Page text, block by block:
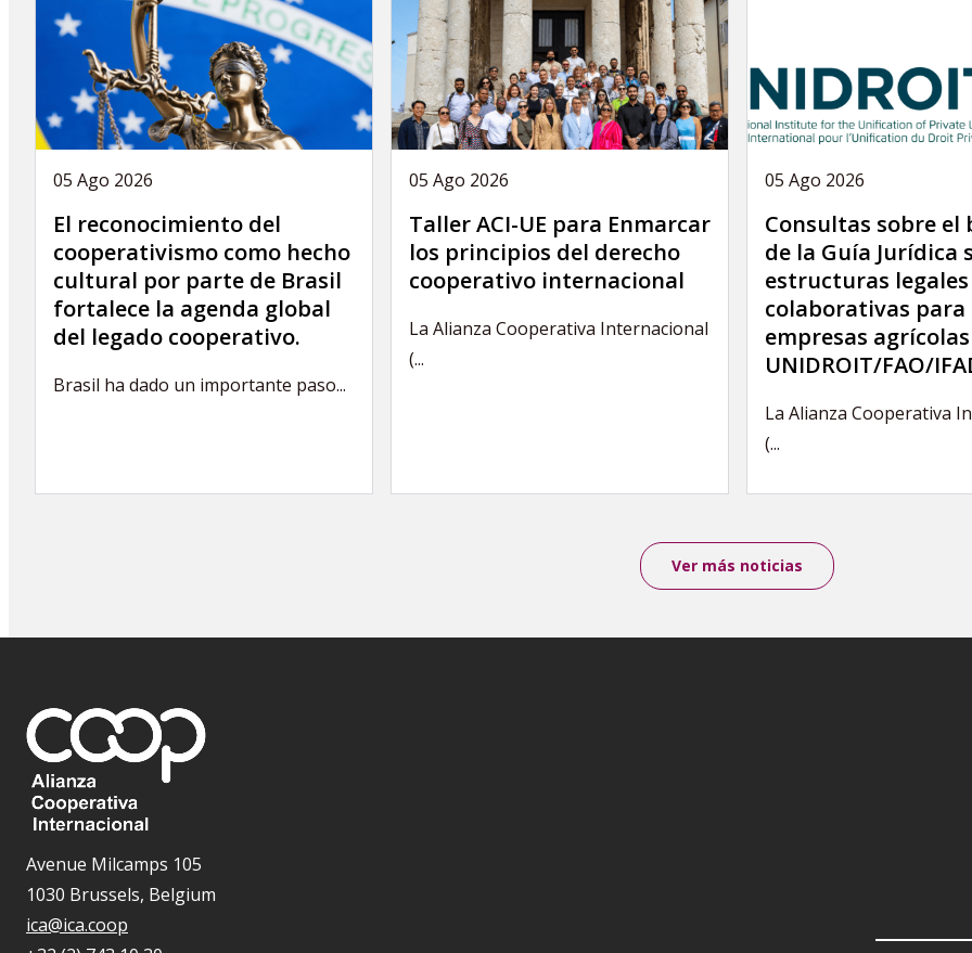
05 Ago 2026
El reconocimiento del
cooperativismo como hecho
cultural por parte de Brasil
fortalece la agenda global
del legado cooperativo.
Brasil ha dado un importante paso...
05 Ago 2026
Taller ACI-UE para Enmarcar
los principios del derecho
cooperativo internacional
La Alianza Cooperativa Internacional
(...
05 Ago 2026
Consultas sobre el
de la Guía Jurídica
estructuras legales
colaborativas para
empresas
UNIDROIT/FAO/
La Alianza Cooperativa
(...
Ver más noticias
Avenue Milcamps 105
1030 Brussels, Belgium
ica@ica.coop